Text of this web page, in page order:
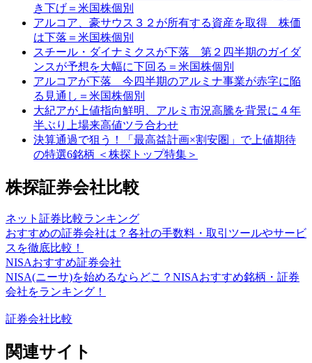
き下げ＝米国株個別
アルコア、豪サウス３２が所有する資産を取得 株価
は下落＝米国株個別
スチール・ダイナミクスが下落 第２四半期のガイダ
ンスが予想を大幅に下回る＝米国株個別
アルコアが下落 今四半期のアルミナ事業が赤字に陥
る見通し＝米国株個別
大紀アが上値指向鮮明、アルミ市況高騰を背景に４年
半ぶり上場来高値ツラ合わせ
決算通過で狙う！「最高益計画×割安圏」で上値期待
の特選6銘柄 ＜株探トップ特集＞
株探証券会社比較
ネット証券比較ランキング
おすすめの証券会社は？各社の手数料・取引ツールやサービ
スを徹底比較！
NISAおすすめ証券会社
NISA(ニーサ)を始めるならどこ？NISAおすすめ銘柄・証券
会社をランキング！
証券会社比較
関連サイト